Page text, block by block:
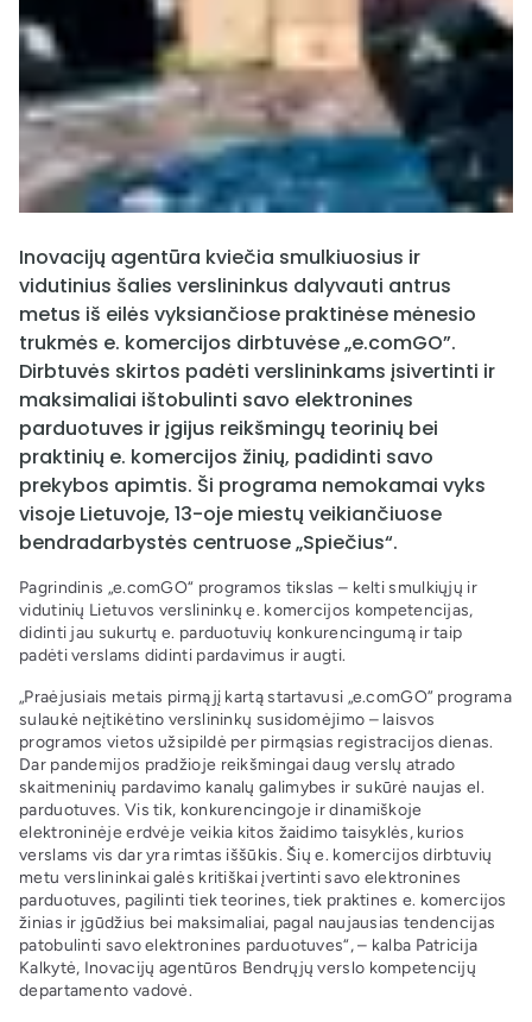
Inovacijų agentūra kviečia smulkiuosius ir
vidutinius šalies verslininkus dalyvauti antrus
metus iš eilės vyksiančiose praktinėse mėnesio
trukmės e. komercijos dirbtuvėse „e.comGO”.
Dirbtuvės skirtos padėti verslininkams įsivertinti ir
maksimaliai ištobulinti savo elektronines
parduotuves ir įgijus reikšmingų teorinių bei
praktinių e. komercijos žinių, padidinti savo
prekybos apimtis. Ši programa nemokamai vyks
visoje Lietuvoje, 13-oje miestų veikiančiuose
bendradarbystės centruose „Spiečius“.
Pagrindinis „e.comGO“ programos tikslas – kelti smulkiųjų ir
vidutinių Lietuvos verslininkų e. komercijos kompetencijas,
didinti jau sukurtų e. parduotuvių konkurencingumą ir taip
padėti verslams didinti pardavimus ir augti.
„Praėjusiais metais pirmąjį kartą startavusi „e.comGO” programa
sulaukė neįtikėtino verslininkų susidomėjimo – laisvos
programos vietos užsipildė per pirmąsias registracijos dienas.
Dar pandemijos pradžioje reikšmingai daug verslų atrado
skaitmeninių pardavimo kanalų galimybes ir sukūrė naujas el.
parduotuves. Vis tik, konkurencingoje ir dinamiškoje
elektroninėje erdvėje veikia kitos žaidimo taisyklės, kurios
verslams vis dar yra rimtas iššūkis. Šių e. komercijos dirbtuvių
metu verslininkai galės kritiškai įvertinti savo elektronines
parduotuves, pagilinti tiek teorines, tiek praktines e. komercijos
žinias ir įgūdžius bei maksimaliai, pagal naujausias tendencijas
patobulinti savo elektronines parduotuves“, – kalba Patricija
Kalkytė, Inovacijų agentūros Bendrųjų verslo kompetencijų
departamento vadovė.